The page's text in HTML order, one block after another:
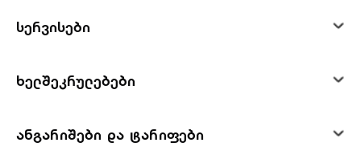
სერვისები
ხელშეკრულებები
ანგარიშები და ტარიფები